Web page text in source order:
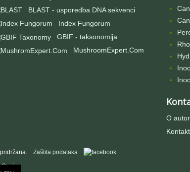
BLAST - usporedba DNA sekvenci
Index Fungorum
GBIF - taksonomija
MushroomExpert.Com
O
Kontakt
pridržana. Zaštita podataka
Oggie